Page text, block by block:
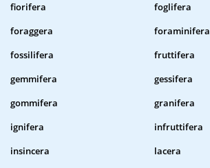
fiorifera
foglifera
foraggera
foraminifera
fossilifera
fruttifera
gemmifera
gessifera
gommifera
granifera
ignifera
infruttifera
insincera
lacera